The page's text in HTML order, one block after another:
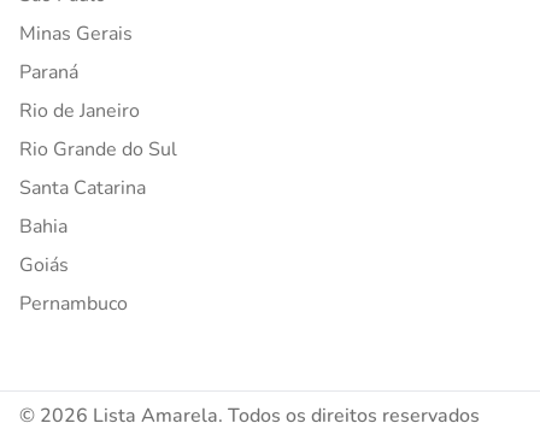
Minas Gerais
Paraná
Rio de Janeiro
Rio Grande do Sul
Santa Catarina
Bahia
Goiás
Pernambuco
© 2026 Lista Amarela. Todos os direitos reservados